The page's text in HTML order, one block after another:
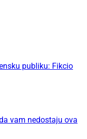
publiku: Fikcio
vam nedostaju ova